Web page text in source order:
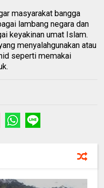
masyarakat bangga
lambang negara dan
keyakinan umat Islam.
menyalahgunakan atau
seperti memakai